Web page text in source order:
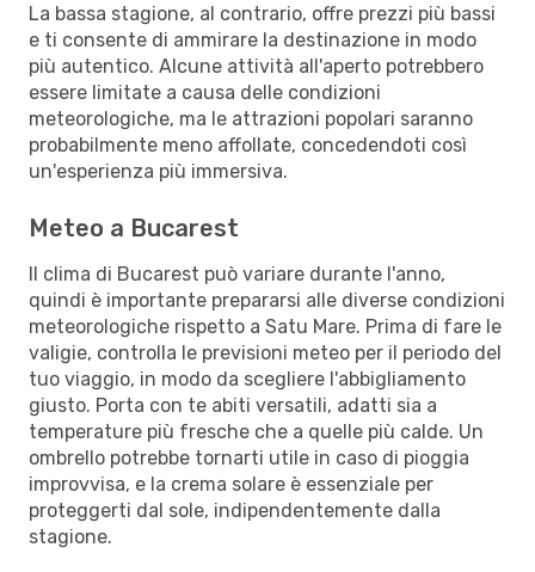
La bassa stagione, al contrario, offre prezzi più bassi
e ti consente di ammirare la destinazione in modo
più autentico. Alcune attività all'aperto potrebbero
essere limitate a causa delle condizioni
meteorologiche, ma le attrazioni popolari saranno
probabilmente meno affollate, concedendoti così
un'esperienza più immersiva.
Meteo a Bucarest
Il clima di Bucarest può variare durante l'anno,
quindi è importante prepararsi alle diverse condizioni
meteorologiche rispetto a Satu Mare. Prima di fare le
valigie, controlla le previsioni meteo per il periodo del
tuo viaggio, in modo da scegliere l'abbigliamento
giusto. Porta con te abiti versatili, adatti sia a
temperature più fresche che a quelle più calde. Un
ombrello potrebbe tornarti utile in caso di pioggia
improvvisa, e la crema solare è essenziale per
proteggerti dal sole, indipendentemente dalla
stagione.